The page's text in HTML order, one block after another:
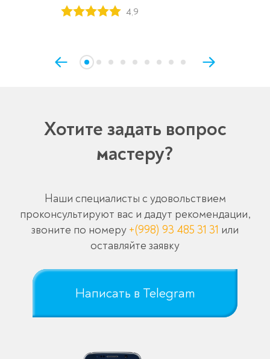
4,9
Хотите задать вопрос
мастеру?
Наши специалисты с удовольствием
проконсультируют вас и дадут рекомендации,
звоните по номеру +(998) 93 485 31 31 или
оставляйте заявку
Написать в Telegram